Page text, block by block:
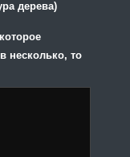
дерева)
несколько, то